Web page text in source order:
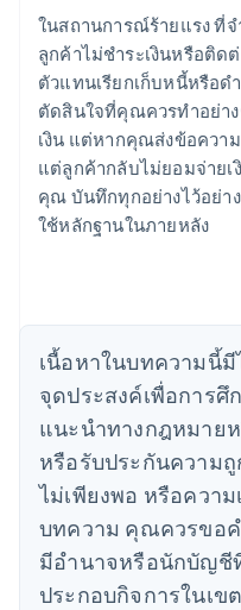
ในสถานการณ์ร้ายแรง ที่
ลูกค้าไม่ชำระเงินหรือติ
ตัวแทนเรียกเก็บหนี้หรือด
ตัดสินใจที่คุณควรทําอย่าง
เงิน แต่หากคุณส่งข้อควา
แต่ลูกค้ากลับไม่ยอมจ่าย
คุณ บันทึกทุกอย่างไว้อย่
ใช้หลักฐานในภายหลัง
เนื้อหาในบทความนี้
จุดประสงค์เพื่อการศึ
แนะนําทางกฎหมาย
หรือรับประกันความ
ไม่เพียงพอ หรือควา
บทความ คุณควรขอ
มีอํานาจหรือนักบัญชี
ประกอบกิจการในเข
กรีซ
English
เขตบริหารพิเศษฮ่องก
English简体中文
แคนาดา
简体中文English
ไซปรัส
English
ญี่ปุ่น
日本語 English
เดนมาร์ก
English
ไทย
English
นอร์เวย์
English